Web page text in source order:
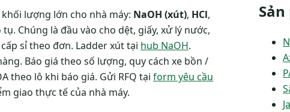
lượng lớn cho nhà máy: NaOH (xút), HCl,
Chúng là đầu vào cho dệt, giấy, xử lý nước,
sỉ theo đơn. Ladder xút tại hub NaOH.
Báo giá theo số lượng, quy cách xe bồn /
theo lô khi báo giá. Gửi RFQ tại form yêu cầu
giao thực tế của nhà máy.